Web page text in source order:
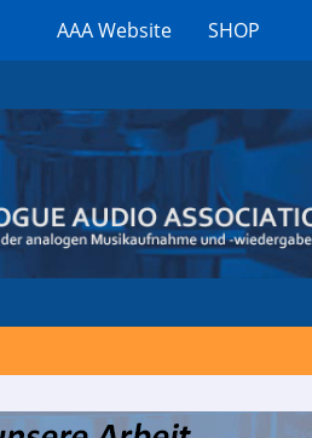
AAA Website SHOP